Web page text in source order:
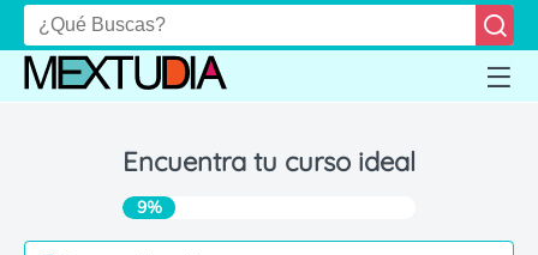
Encuentra tu curso ideal
9%